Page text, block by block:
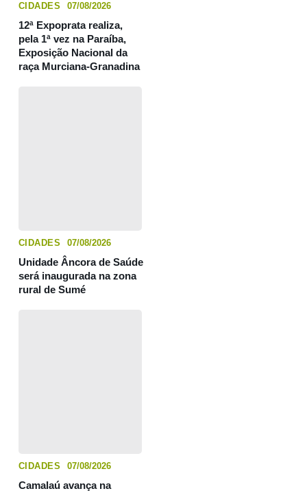
CIDADES 07/08/2026
12ª Expoprata realiza,
pela 1ª vez na Paraíba,
Exposição Nacional da
raça Murciana-Granadina
CIDADES 07/08/2026
Unidade Âncora de Saúde
será inaugurada na zona
rural de Sumé
CIDADES 07/08/2026
Camalaú avança na